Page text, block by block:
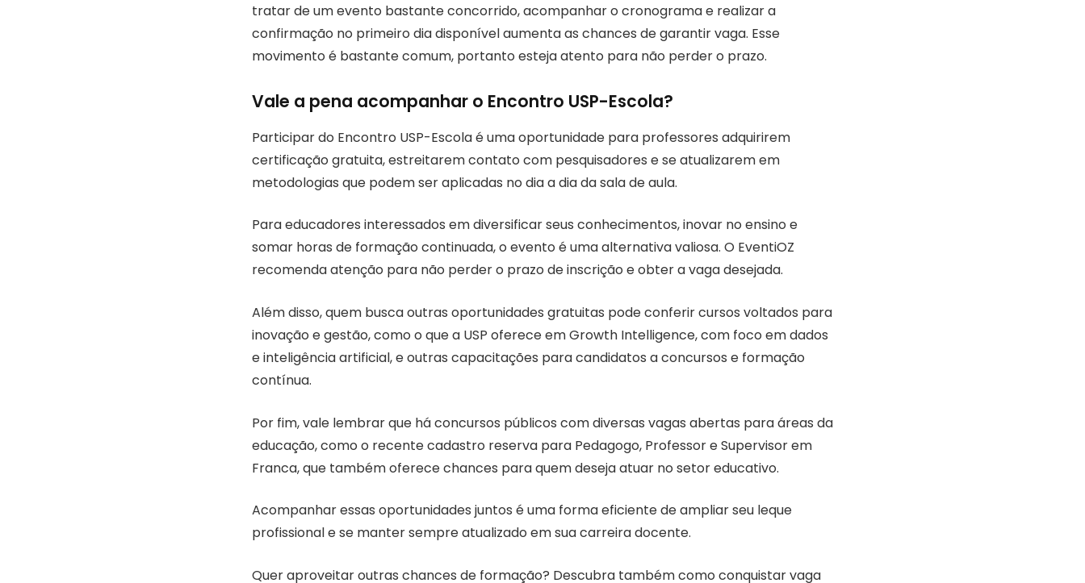
tratar de um evento bastante concorrido, acompanhar o cronograma e realizar a
confirmação no primeiro dia disponível aumenta as chances de garantir vaga. Esse
movimento é bastante comum, portanto esteja atento para não perder o prazo.
Vale a pena acompanhar o Encontro USP-Escola?
Participar do Encontro USP-Escola é uma oportunidade para professores adquirirem
certificação gratuita, estreitarem contato com pesquisadores e se atualizarem em
metodologias que podem ser aplicadas no dia a dia da sala de aula.
Para educadores interessados em diversificar seus conhecimentos, inovar no ensino e
somar horas de formação continuada, o evento é uma alternativa valiosa. O EventiOZ
recomenda atenção para não perder o prazo de inscrição e obter a vaga desejada.
Além disso, quem busca outras oportunidades gratuitas pode conferir cursos voltados para
inovação e gestão, como o que a USP oferece em Growth Intelligence, com foco em dados
e inteligência artificial, e outras capacitações para candidatos a concursos e formação
contínua.
Por fim, vale lembrar que há concursos públicos com diversas vagas abertas para áreas da
educação, como o recente cadastro reserva para Pedagogo, Professor e Supervisor em
Franca, que também oferece chances para quem deseja atuar no setor educativo.
Acompanhar essas oportunidades juntos é uma forma eficiente de ampliar seu leque
profissional e se manter sempre atualizado em sua carreira docente.
Quer aproveitar outras chances de formação? Descubra também como conquistar vaga